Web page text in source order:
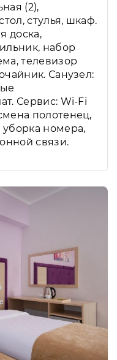
(2),
стулья, шкаф.
доска,
набор
телевизор
Санузел:
Сервис: Wi-Fi
полотенец,
уборка номера,
связи.